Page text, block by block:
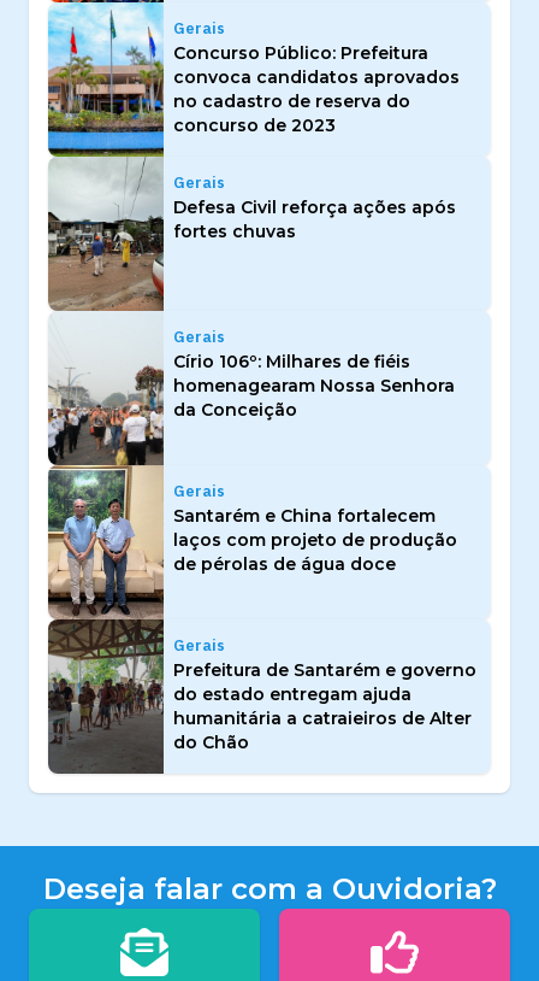
Gerais
Concurso Público: Prefeitura
convoca candidatos aprovados
no cadastro de reserva do
concurso de 2023
Gerais
Defesa Civil reforça ações após
fortes chuvas
Gerais
Círio 106º: Milhares de fiéis
homenagearam Nossa Senhora
da Conceição
Gerais
Santarém e China fortalecem
laços com projeto de produção
de pérolas de água doce
Gerais
Prefeitura de Santarém e governo
do estado entregam ajuda
humanitária a catraieiros de Alter
do Chão
Deseja falar com a Ouvidoria?